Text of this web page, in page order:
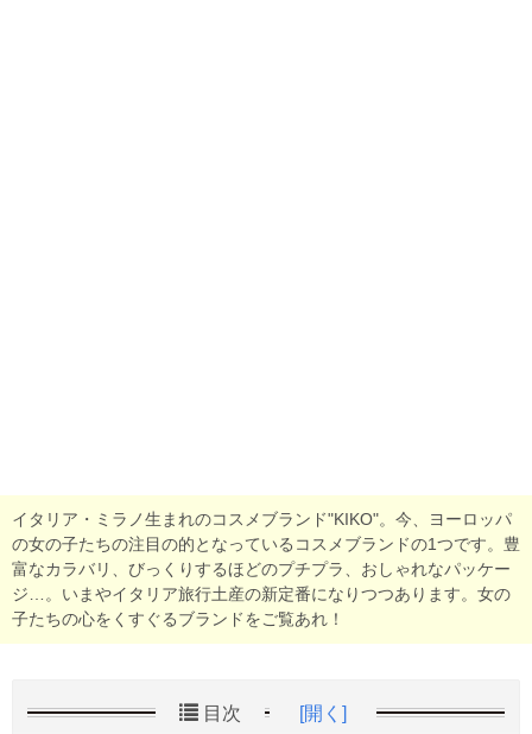
イタリア・ミラノ生まれのコスメブランド"KIKO"。今、ヨーロッパ
の女の子たちの注目の的となっているコスメブランドの1つです。豊
富なカラバリ、びっくりするほどのプチプラ、おしゃれなパッケー
ジ…。いまやイタリア旅行土産の新定番になりつつあります。女の
子たちの心をくすぐるブランドをご覧あれ！
目次 [開く]